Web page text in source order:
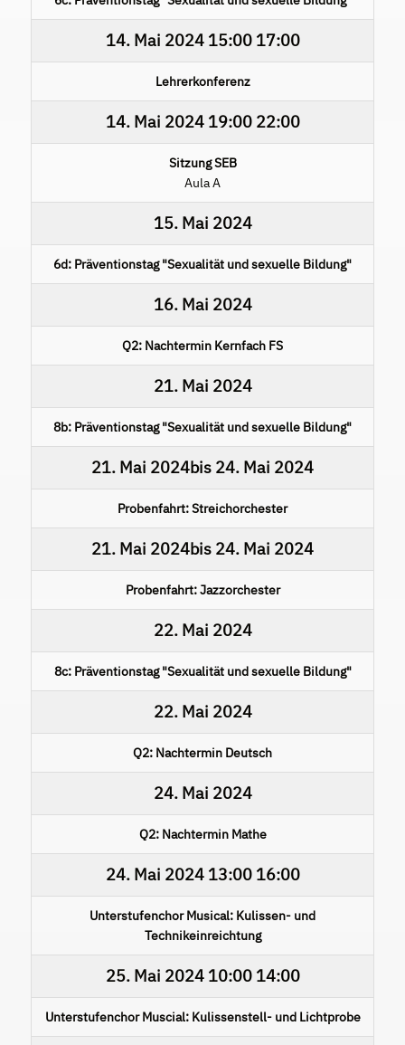
14. Mai 202415:00 17:00
Lehrerkonferenz
14. Mai 202419:00 22:00
Sitzung SEB
Aula A
15. Mai 2024
6d: Präventionstag "Sexualität und sexuelle Bildung"
16. Mai 2024
Q2: Nachtermin Kernfach FS
21. Mai 2024
8b: Präventionstag "Sexualität und sexuelle Bildung"
21. Mai 2024bis 24. Mai 2024
Probenfahrt: Streichorchester
21. Mai 2024bis 24. Mai 2024
Probenfahrt: Jazzorchester
22. Mai 2024
8c: Präventionstag "Sexualität und sexuelle Bildung"
22. Mai 2024
Q2: Nachtermin Deutsch
24. Mai 2024
Q2: Nachtermin Mathe
24. Mai 202413:00 16:00
Unterstufenchor Musical: Kulissen- und
Technikeinreichtung
25. Mai 202410:00 14:00
Unterstufenchor Muscial: Kulissenstell- und Lichtprobe